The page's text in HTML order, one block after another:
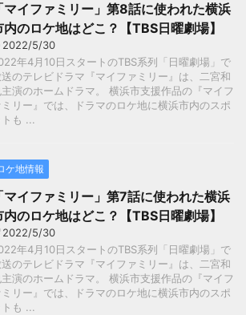
マイファミリー」第8話に使われた横浜
内のロケ地はどこ？【TBS日曜劇場】
2022/5/30
年4月10日スタートのTBS系列「日曜劇場」で
送のテレビドラマ『マイファミリー』は、二宮和
演のホームドラマ。 横浜市支援作品の『マイフ
ミリー』では、ドラマのロケ地に横浜市内のスポ
トも ...
ケ地情報
マイファミリー」第7話に使われた横浜
内のロケ地はどこ？【TBS日曜劇場】
2022/5/30
年4月10日スタートのTBS系列「日曜劇場」で
送のテレビドラマ『マイファミリー』は、二宮和
演のホームドラマ。 横浜市支援作品の『マイフ
ミリー』では、ドラマのロケ地に横浜市内のスポ
トも ...